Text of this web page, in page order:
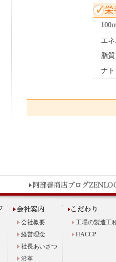
栄
エ
脂質
ナ
会社概要
経営理念
社長あいさつ
沿革
工場の製造工
HACCP